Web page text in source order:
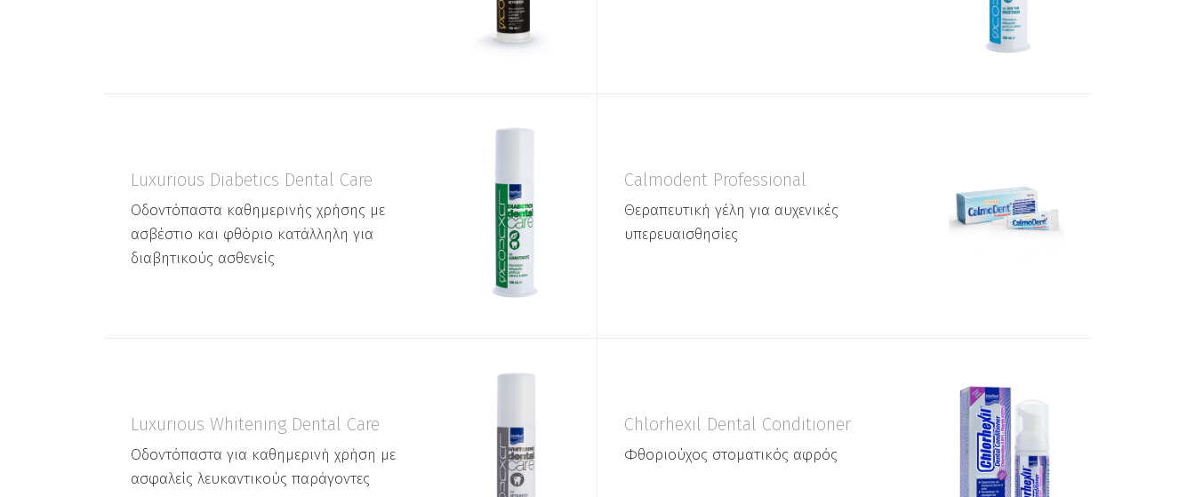
Luxurious Diabetics Dental Care
Oδοντόπαστα καθημερινής χρήσης με
ασβέστιο και φθόριο κατάλληλη για
διαβητικούς ασθενείς
Calmodent Professional
Θεραπευτική γέλη για αυχενικές
υπερευαισθησίες
Luxurious Whitening Dental Care
Oδοντόπαστα για καθημερινή χρήση με
ασφαλείς λευκαντικούς παράγοντες
Chlorhexil Dental Conditioner
Φθοριούχος στοματικός αφρός